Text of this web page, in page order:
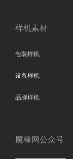
样机素材
包装样机
设备样机
品牌样机
魔棒网公众号